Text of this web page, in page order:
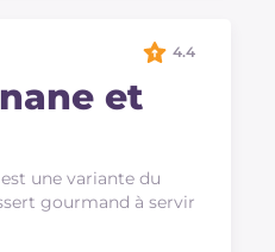
et
une variante du
gourmand à servir
4.4